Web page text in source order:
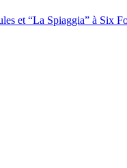
et “La Spiaggia” à Six